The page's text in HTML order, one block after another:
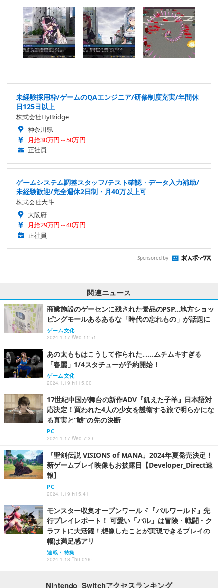
未経験採用枠/ゲームのQAエンジニア/研修制度充実/年間休
日125日以上
株式会社HyBridge
神奈川県
月給30万円～50万円
正社員
ゲームシステム調整スタッフ/テスト確認・データ入力補助/
未経験歓迎/完全週休2日制・月40万以上可
株式会社大斗
大阪府
月給29万円～40万円
正社員
Sponsored by
関連ニュース
商業施設のゲーセンに残された景品のPSP…地方ショッ
ピングモールあるあるな「時代の忘れもの」が話題に
ゲーム文化
2024.1.17 Wed 11:51
あの太ももはこうして作られた……ムチムキすぎる
「春麗」1/4スタチューが予約開始！
ゲーム文化
2024.1.19 Fri 15:00
17世紀中国が舞台の新作ADV『飢えた子羊』日本語対
応決定！買われた4人の少女を護衛する旅で明らかにな
る真実と“嘘”の先の決断
PC
2024.1.17 Wed 7:30
『聖剣伝説 VISIONS of MANA』2024年夏発売決定！
新ゲームプレイ映像もお披露目【Developer_Direct速
報】
PC
2024.1.19 Fri 5:41
モンスター収集オープンワールド『パルワールド』先
行プレイレポート！ 可愛い「パル」は冒険・戦闘・ク
ラフトに大活躍！想像したことが実現できるプレイの
幅は満足感アリ
連載・特集
2024.1.18 Thu 0:00
Nintendo Switchアクセスランキング